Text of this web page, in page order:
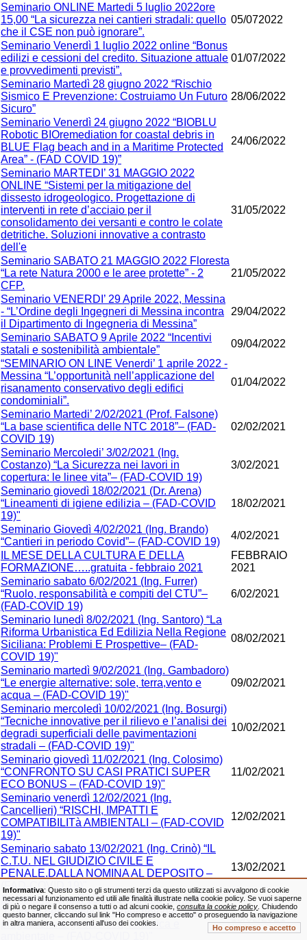
Seminario ONLINE Martedi 5 luglio 2022ore
15,00 “La sicurezza nei cantieri stradali: quello
che il CSE non può ignorare”.
05/072022
Seminario Venerdì 1 luglio 2022 online “Bonus
edilizi e cessioni del credito. Situazione attuale
e provvedimenti previsti”.
01/07/2022
Seminario Martedì 28 giugno 2022 “Rischio
Sismico E Prevenzione: Costruiamo Un Futuro
Sicuro”
28/06/2022
Seminario Venerdì 24 giugno 2022 “BIOBLU
Robotic BIOremediation for coastal debris in
BLUE Flag beach and in a Maritime Protected
Area” - (FAD COVID 19)”
24/06/2022
Seminario MARTEDI’ 31 MAGGIO 2022
ONLINE “Sistemi per la mitigazione del
dissesto idrogeologico. Progettazione di
interventi in rete d’acciaio per il
consolidamento dei versanti e contro le colate
detritiche. Soluzioni innovative a contrasto
dell'e
31/05/2022
Seminario SABATO 21 MAGGIO 2022 Floresta
“La rete Natura 2000 e le aree protette” - 2
CFP.
21/05/2022
Seminario VENERDI’ 29 Aprile 2022, Messina
- “L’Ordine degli Ingegneri di Messina incontra
il Dipartimento di Ingegneria di Messina”
29/04/2022
Seminario SABATO 9 Aprile 2022 “Incentivi
statali e sostenibilità ambientale”
09/04/2022
“SEMINARIO ON LINE Venerdi’ 1 aprile 2022 -
Messina “L’opportunità nell’applicazione del
risanamento conservativo degli edifici
condominiali”.
01/04/2022
Seminario Martedi’ 2/02/2021 (Prof. Falsone)
“La base scientifica delle NTC 2018”– (FAD-
COVID 19)
02/02/2021
Seminario Mercoledi’ 3/02/2021 (Ing.
Costanzo) “La Sicurezza nei lavori in
copertura: le linee vita”– (FAD-COVID 19)
3/02/2021
Seminario giovedì 18/02/2021 (Dr. Arena)
“Lineamenti di igiene edilizia – (FAD-COVID
19)"
18/02/2021
Seminario Giovedì 4/02/2021 (Ing. Brando)
“Cantieri in periodo Covid”– (FAD-COVID 19)
4/02/2021
IL MESE DELLA CULTURA E DELLA
FORMAZIONE…..gratuita - febbraio 2021
FEBBRAIO
2021
Seminario sabato 6/02/2021 (Ing. Furrer)
“Ruolo, responsabilità e compiti del CTU”–
(FAD-COVID 19)
6/02/2021
Seminario lunedì 8/02/2021 (Ing. Santoro) “La
Riforma Urbanistica Ed Edilizia Nella Regione
Siciliana: Problemi E Prospettive– (FAD-
COVID 19)"
08/02/2021
Seminario martedì 9/02/2021 (Ing. Gambadoro)
“Le energie alternative: sole, terra,vento e
acqua – (FAD-COVID 19)"
09/02/2021
Seminario mercoledì 10/02/2021 (Ing. Bosurgi)
“Tecniche innovative per il rilievo e l’analisi dei
degradi superficiali delle pavimentazioni
stradali – (FAD-COVID 19)"
10/02/2021
Seminario giovedì 11/02/2021 (Ing. Colosimo)
“CONFRONTO SU CASI PRATICI SUPER
ECO BONUS – (FAD-COVID 19)"
11/02/2021
Seminario venerdì 12/02/2021 (Ing.
Cancellieri) “RISCHI, IMPATTI E
COMPATIBILITà AMBIENTALI – (FAD-COVID
19)"
12/02/2021
Seminario sabato 13/02/2021 (Ing. Crinò) “IL
C.T.U. NEL GIUDIZIO CIVILE E
PENALE.DALLA NOMINA AL DEPOSITO –
(FAD-COVID 19)"
13/02/2021
Seminario lunedì 15/02/2021 (Ing. Simini)
“L’uso di geosintetici e biotecnologie nella
progettazione geotecnica, idraulica e
15/02/2021
Informativa: Questo sito o gli strumenti terzi da questo utilizzati si avvalgono di cookie
necessari al funzionamento ed utili alle finalità illustrate nella cookie policy. Se vuoi saperne
di più o negare il consenso a tutti o ad alcuni cookie,consulta la cookie policy . Chiudendo
questo banner, cliccando sul link "Ho compreso e accetto" o proseguendo la navigazione
in altra maniera, acconsenti all'uso dei cookies.
Ho compreso e accetto